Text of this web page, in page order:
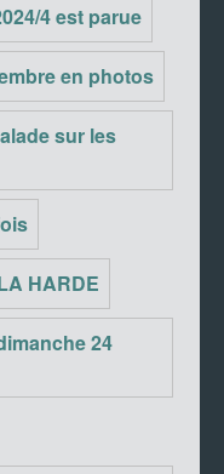
4 est parue
en photos
sur les
HARDE
24